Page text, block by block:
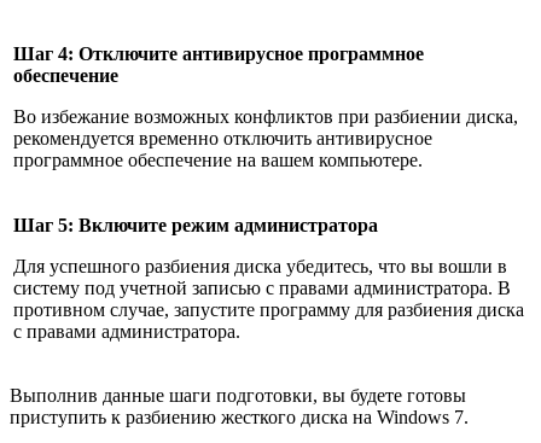
Шаг 4: Отключите антивирусное программное
обеспечение
Во избежание возможных конфликтов при разбиении диска,
рекомендуется временно отключить антивирусное
программное обеспечение на вашем компьютере.
Шаг 5: Включите режим администратора
Для успешного разбиения диска убедитесь, что вы вошли в
систему под учетной записью с правами администратора. В
противном случае, запустите программу для разбиения диска
с правами администратора.
Выполнив данные шаги подготовки, вы будете готовы
приступить к разбиению жесткого диска на Windows 7.